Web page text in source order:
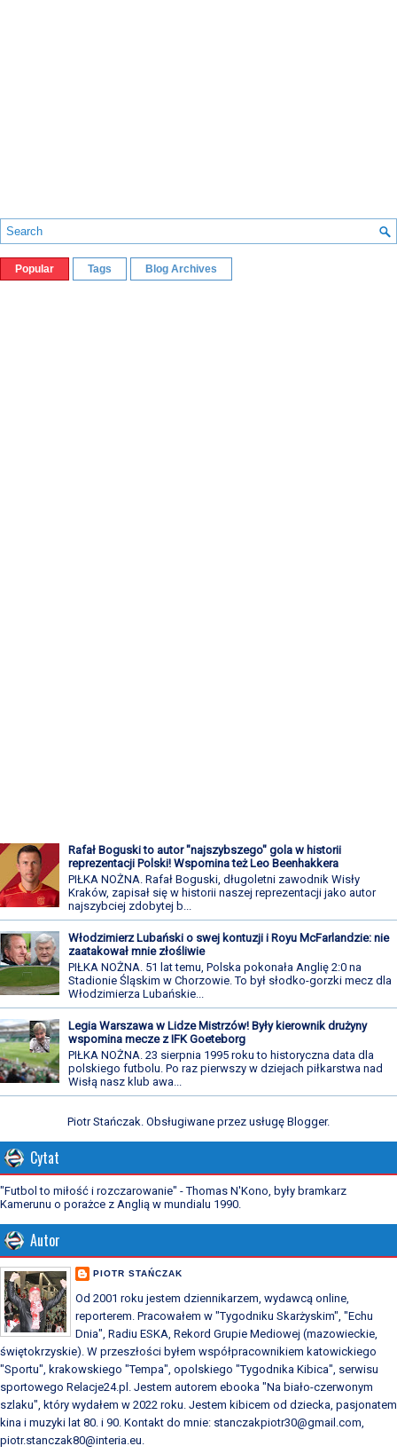
Popular Tags Blog Archives
Rafał Boguski to autor "najszybszego" gola w historii
reprezentacji Polski! Wspomina też Leo Beenhakkera
PIŁKA NOŻNA. Rafał Boguski, długoletni zawodnik Wisły
Kraków, zapisał się w historii naszej reprezentacji jako autor
najszybciej zdobytej b...
Włodzimierz Lubański o swej kontuzji i Royu McFarlandzie: nie
zaatakował mnie złośliwie
PIŁKA NOŻNA. 51 lat temu, Polska pokonała Anglię 2:0 na
Stadionie Śląskim w Chorzowie. To był słodko-gorzki mecz dla
Włodzimierza Lubańskie...
Legia Warszawa w Lidze Mistrzów! Były kierownik drużyny
wspomina mecze z IFK Goeteborg
PIŁKA NOŻNA. 23 sierpnia 1995 roku to historyczna data dla
polskiego futbolu. Po raz pierwszy w dziejach piłkarstwa nad
Wisłą nasz klub awa...
Piotr Stańczak. Obsługiwane przez usługę Blogger.
Cytat
"Futbol to miłość i rozczarowanie" - Thomas N'Kono, były bramkarz
Kamerunu o porażce z Anglią w mundialu 1990.
Autor
PIOTR STAŃCZAK
Od 2001 roku jestem dziennikarzem, wydawcą online,
reporterem. Pracowałem w "Tygodniku Skarżyskim", "Echu
Dnia", Radiu ESKA, Rekord Grupie Mediowej (mazowieckie,
świętokrzyskie). W przeszłości byłem współpracownikiem katowickiego
"Sportu", krakowskiego "Tempa", opolskiego "Tygodnika Kibica", serwisu
sportowego Relacje24.pl. Jestem autorem ebooka "Na biało-czerwonym
szlaku", który wydałem w 2022 roku. Jestem kibicem od dziecka, pasjonatem
kina i muzyki lat 80. i 90. Kontakt do mnie: stanczakpiotr30@gmail.com,
piotr.stanczak80@interia.eu.